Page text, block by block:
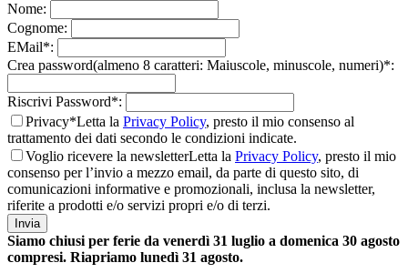
Nome:
Cognome:
EMail*:
Crea password(almeno 8 caratteri: Maiuscole, minuscole, numeri)*:
Riscrivi Password*:
Privacy*Letta la Privacy Policy, presto il mio consenso al
trattamento dei dati secondo le condizioni indicate.
Voglio ricevere la newsletterLetta la Privacy Policy, presto il mio
consenso per l’invio a mezzo email, da parte di questo sito, di
comunicazioni informative e promozionali, inclusa la newsletter,
riferite a prodotti e/o servizi propri e/o di terzi.
Invia
Siamo chiusi per ferie da venerdì 31 luglio a domenica 30 agosto
compresi. Riapriamo lunedì 31 agosto.